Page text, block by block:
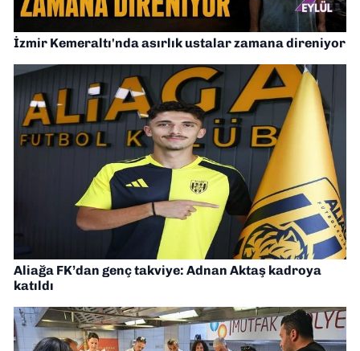
İzmir Kemeraltı'nda asırlık ustalar zamana direniyor
Aliağa FK’dan genç takviye: Adnan Aktaş kadroya
katıldı